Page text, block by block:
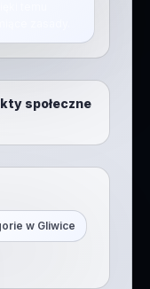
społeczne
w Gliwice